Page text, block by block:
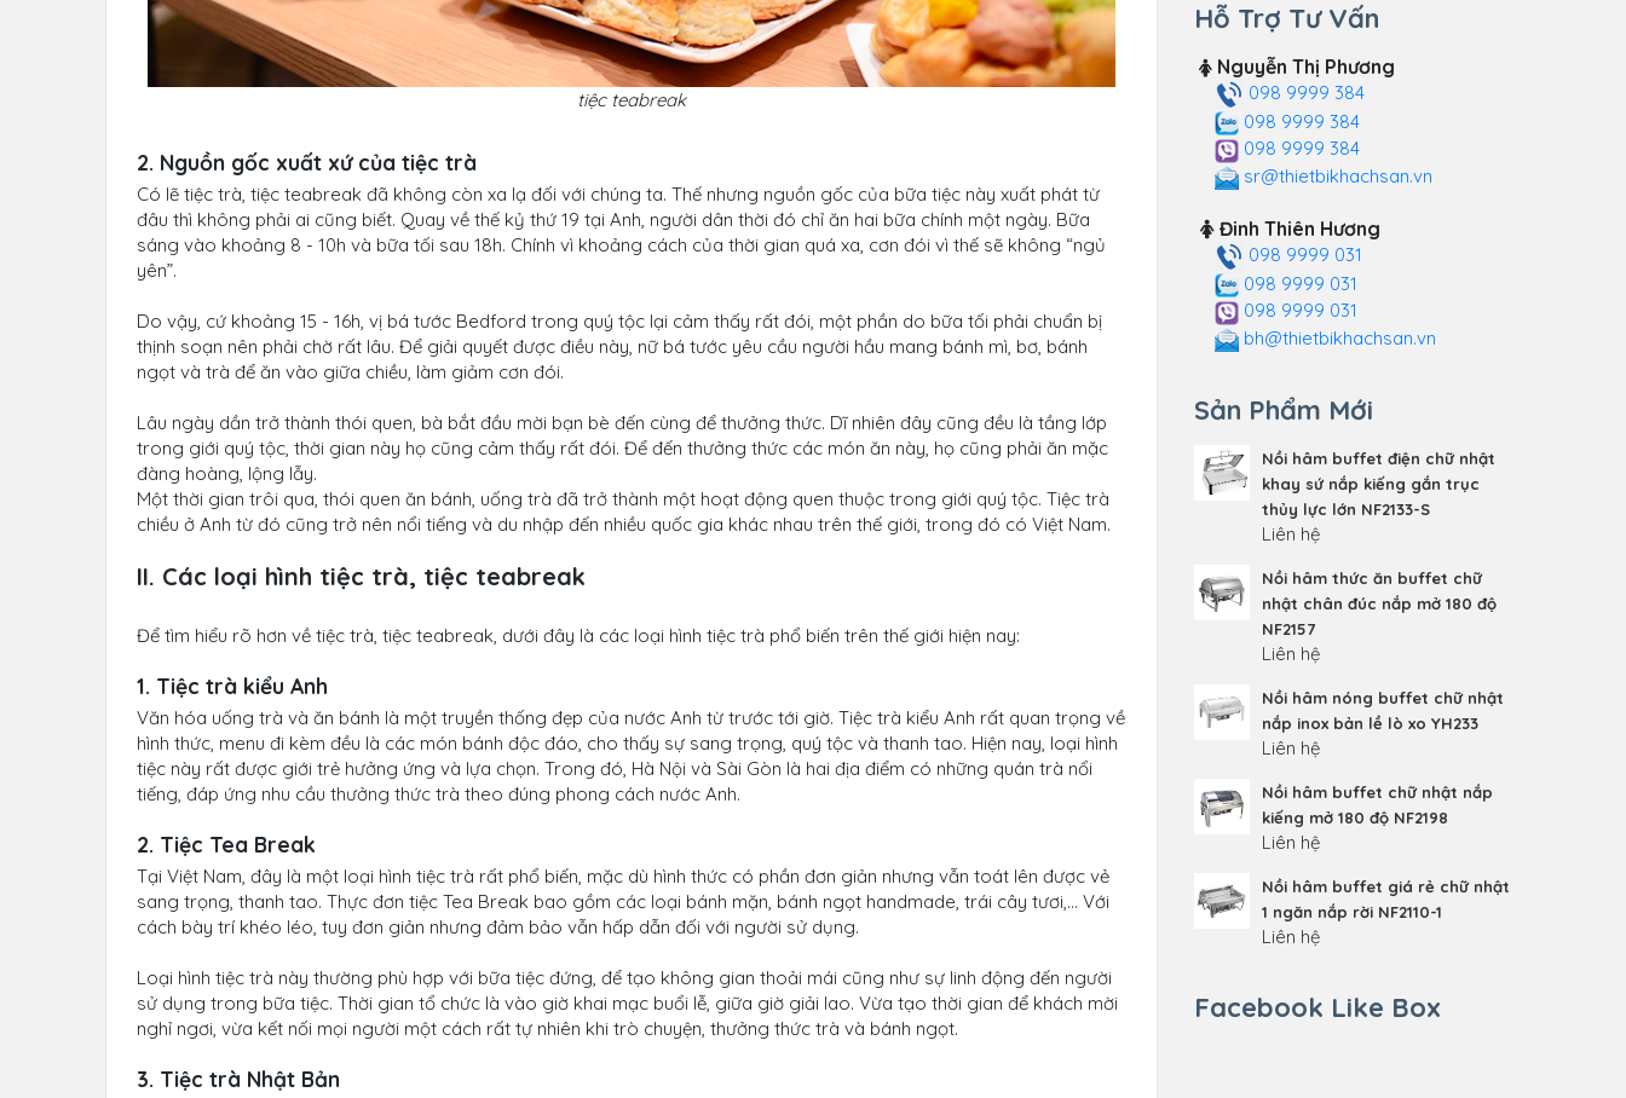
tiệc teabreak
2. Nguồn gốc xuất xứ của tiệc trà
Có lẽ tiệc trà, tiệc teabreak đã không còn xa lạ đối với chúng ta. Thế nhưng nguồn gốc của bữa tiệc này xuất phát từ
đâu thì không phải ai cũng biết. Quay về thế kỷ thứ 19 tại Anh, người dân thời đó chỉ ăn hai bữa chính một ngày. Bữa
sáng vào khoảng 8 - 10h và bữa tối sau 18h. Chính vì khoảng cách của thời gian quá xa, cơn đói vì thế sẽ không “ngủ
yên”.
Do vậy, cứ khoảng 15 - 16h, vị bá tước Bedford trong quý tộc lại cảm thấy rất đói, một phần do bữa tối phải chuẩn bị
thịnh soạn nên phải chờ rất lâu. Để giải quyết được điều này, nữ bá tước yêu cầu người hầu mang bánh mì, bơ, bánh
ngọt và trà để ăn vào giữa chiều, làm giảm cơn đói.
Lâu ngày dần trở thành thói quen, bà bắt đầu mời bạn bè đến cùng để thưởng thức. Dĩ nhiên đây cũng đều là tầng lớp
trong giới quý tộc, thời gian này họ cũng cảm thấy rất đói. Để đến thưởng thức các món ăn này, họ cũng phải ăn mặc
đàng hoàng, lộng lẫy.
Một thời gian trôi qua, thói quen ăn bánh, uống trà đã trở thành một hoạt động quen thuộc trong giới quý tộc. Tiệc trà
chiều ở Anh từ đó cũng trở nên nổi tiếng và du nhập đến nhiều quốc gia khác nhau trên thế giới, trong đó có Việt Nam.
II. Các loại hình tiệc trà, tiệc teabreak
Để tìm hiểu rõ hơn về tiệc trà, tiệc teabreak, dưới đây là các loại hình tiệc trà phổ biến trên thế giới hiện nay:
1. Tiệc trà kiểu Anh
Văn hóa uống trà và ăn bánh là một truyền thống đẹp của nước Anh từ trước tới giờ. Tiệc trà kiểu Anh rất quan trọng về
hình thức, menu đi kèm đều là các món bánh độc đáo, cho thấy sự sang trọng, quý tộc và thanh tao. Hiện nay, loại hình
tiệc này rất được giới trẻ hưởng ứng và lựa chọn. Trong đó, Hà Nội và Sài Gòn là hai địa điểm có những quán trà nổi
tiếng, đáp ứng nhu cầu thưởng thức trà theo đúng phong cách nước Anh.
2. Tiệc Tea Break
Tại Việt Nam, đây là một loại hình tiệc trà rất phổ biến, mặc dù hình thức có phần đơn giản nhưng vẫn toát lên được vẻ
sang trọng, thanh tao. Thực đơn tiệc Tea Break bao gồm các loại bánh mặn, bánh ngọt handmade, trái cây tươi,... Với
cách bày trí khéo léo, tuy đơn giản nhưng đảm bảo vẫn hấp dẫn đối với người sử dụng.
Loại hình tiệc trà này thường phù hợp với bữa tiệc đứng, để tạo không gian thoải mái cũng như sự linh động đến người
sử dụng trong bữa tiệc. Thời gian tổ chức là vào giờ khai mạc buổi lễ, giữa giờ giải lao. Vừa tạo thời gian để khách mời
nghỉ ngơi, vừa kết nối mọi người một cách rất tự nhiên khi trò chuyện, thưởng thức trà và bánh ngọt.
3. Tiệc trà Nhật Bản
Hỗ Trợ Tư Vấn
Nguyễn Thị Phương
098 9999 384
098 9999 384
098 9999 384
sr@thietbikhachsan.vn
Đinh Thiên Hương
098 9999 031
098 9999 031
098 9999 031
bh@thietbikhachsan.vn
Sản Phẩm Mới
Nồi hâm buffet điện chữ nhật
khay sứ nắp kiếng gắn trục
thủy lực lớn NF2133-S
Liên hệ
Nồi hâm thức ăn buffet chữ
nhật chân đúc nắp mở 180 độ
NF2157
Liên hệ
Nồi hâm nóng buffet chữ nhật
nắp inox bản lề lò xo YH233
Liên hệ
Nồi hâm buffet chữ nhật nắp
kiếng mở 180 độ NF2198
Liên hệ
Nồi hâm buffet giá rẻ chữ nhật
1 ngăn nắp rời NF2110-1
Liên hệ
Facebook Like Box